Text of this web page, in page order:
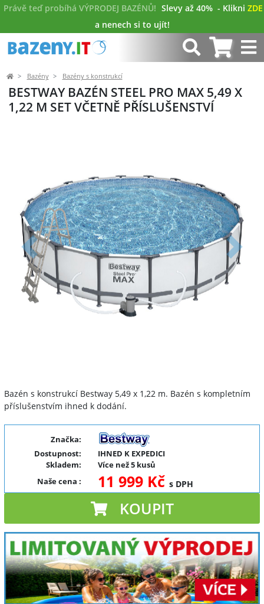
Právě teď probíhá VÝPRODEJ BAZÉNŮ! Slevy až 40% - Klikni ZDE
a nenech si to ujít!
Bazény Bazény s konstrukcí
BESTWAY BAZÉN STEEL PRO MAX 5,49 X
1,22 M SET VČETNĚ PŘÍSLUŠENSTVÍ
Předchozí Další
Bazén s konstrukcí Bestway 5,49 x 1,22 m. Bazén s kompletním
příslušenstvím ihned k dodání.
Značka:
Dostupnost:
IHNED K EXPEDICI
Skladem:
Více než 5 kusů
Naše cena : 11 999 Kč s DPH
KOUPIT